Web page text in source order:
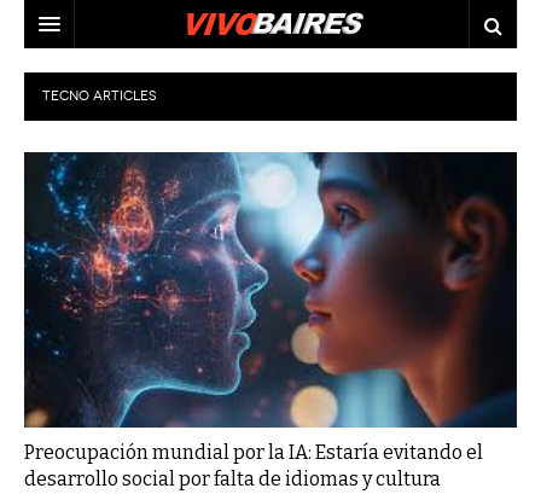
CIUDAD
PAÍS
CONURBANO
ELECCIONES
ECONOMÍA
JUDICIALES
AGENDA
PERSONAJES
MUNDO
ELLAS
VIDEOS
TECNO ARTICLES
Preocupación mundial por la IA: Estaría evitando el
desarrollo social por falta de idiomas y cultura